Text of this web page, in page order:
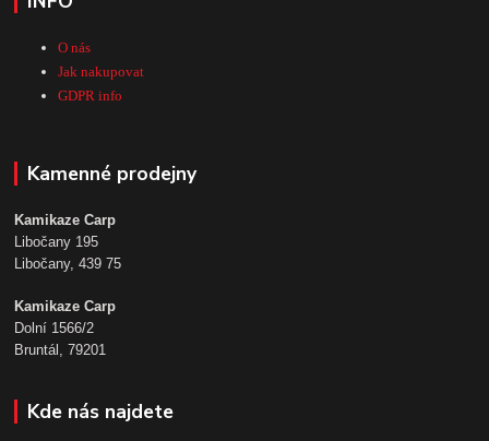
O nás
Jak nakupovat
GDPR info
Kamenné prodejny
Kamikaze Carp
Libočany 195
Libočany, 439 75
Kamikaze Carp
Dolní 1566/2
Bruntál, 79201
Kde nás najdete